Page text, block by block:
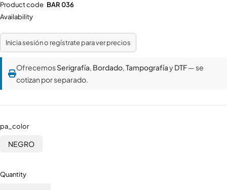
Product code BAR 036
Availability
Inicia sesión o regístrate para ver precios
OfrecemosSerigrafía, Bordado,TampografíayDTF— se
cotizan por separado.
pa_color
NEGRO
Quantity